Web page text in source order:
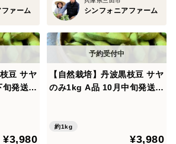
ァーム シンフォニアファーム
豆 サヤ
発送分
¥3,980
【自然栽培】丹波黒枝豆 サヤ
のみ1kg A品 10月中旬発送分
約1kg
¥3,980